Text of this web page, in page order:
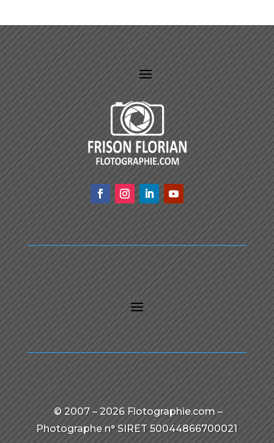
© 2007 – 2026 Flotographie.com –
Photographe n° SIRET 50044866700021